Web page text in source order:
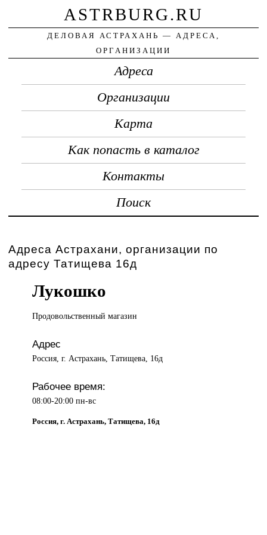
ASTRBURG.RU
ДЕЛОВАЯ АСТРАХАНЬ — АДРЕСА,
ОРГАНИЗАЦИИ
Адреса
Организации
Карта
Как попасть в каталог
Контакты
Поиск
Адреса Астрахани, организации по
адресу Татищева 16д
Лукошко
Продовольственный магазин
Адрес
Россия, г. Астрахань, Татищева, 16д
Рабочее время:
08:00-20:00 пн-вс
Россия, г. Астрахань, Татищева, 16д